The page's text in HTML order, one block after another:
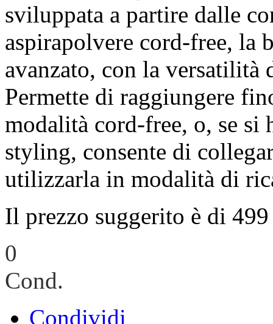
sviluppata a partire dalle
aspirapolvere cord-free, la
avanzato, con la
Permette di raggiungere
modalità cord-free, o, se
styling, consente di
utilizzarla in modalità di
Il prezzo suggerito è di
0
Cond.
Condividi